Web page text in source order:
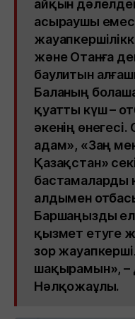
айқын
асыраушы
және Отанға
баулитын
Баланың
қуатты күш –
әкенің
адам», «Заң
Қазақстан»
бастамаларды
алдымен
Баршаңызды
қызмет етуге
зор
шақырамын», –
Нәлқожаұлы.